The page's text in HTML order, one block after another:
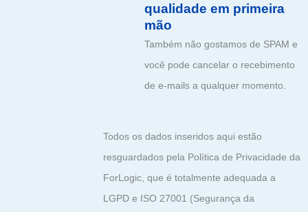
qualidade em primeira
mão
Também não gostamos de SPAM e
você pode cancelar o recebimento
de e-mails a qualquer momento.
Todos os dados inseridos aqui estão
resguardados pela Política de Privacidade da
ForLogic, que é totalmente adequada a
LGPD e ISO 27001 (Segurança da